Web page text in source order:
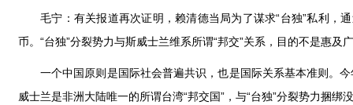
毛宁：有关报道再次证明，赖清德当局为了谋求“台独”私利，
币。“台独”分裂势力与斯威士兰维系所谓“邦交”关系，目的不是惠
一个中国原则是国际社会普遍共识，也是国际关系基本准则。
威士兰是非洲大陆唯一的所谓台湾“邦交国”，与“台独”分裂势力捆